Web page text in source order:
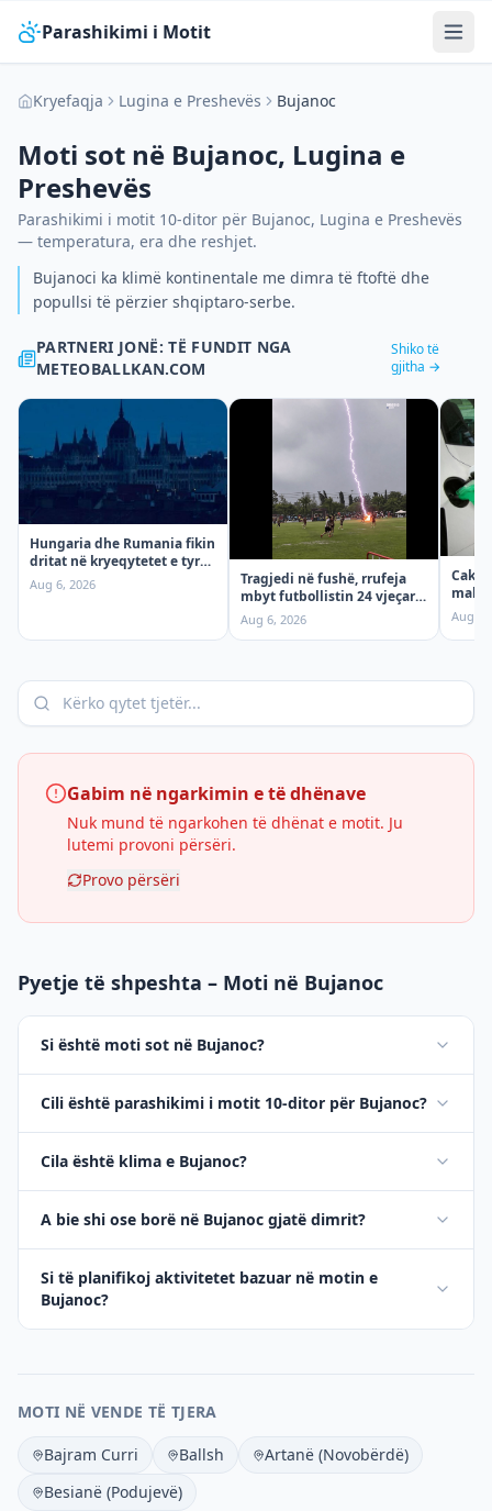
Parashikimi i Motit
Kryefaqja Lugina e Preshevës Bujanoc
Moti sot në Bujanoc, Lugina e
Preshevës
Parashikimi i motit 10-ditor për Bujanoc, Lugina e Preshevës
— temperatura, era dhe reshjet.
Bujanoci ka klimë kontinentale me dimra të ftoftë dhe
popullsi të përzier shqiptaro-serbe.
PARTNERI JONË: TË FUNDIT NGA
METEOBALLKAN.COM
Shiko të
gjitha →
Hungaria dhe Rumania fikin
dritat në kryeqytetet e tyre,
shkak nxehtësia
Aug 6, 2026
Tragjedi në fushë, rrufeja
mbyt futbollistin 24 vjeçar
gjatë ndeshjes
Aug 6, 2026
për
Aug 6,
Gabim në ngarkimin e të dhënave
Nuk mund të ngarkohen të dhënat e motit. Ju
lutemi provoni përsëri.
Provo përsëri
Pyetje të shpeshta – Moti në Bujanoc
Si është moti sot në Bujanoc?
Cili është parashikimi i motit 10-ditor për Bujanoc?
Cila është klima e Bujanoc?
A bie shi ose borë në Bujanoc gjatë dimrit?
Si të planifikoj aktivitetet bazuar në motin e
Bujanoc?
MOTI NË VENDE TË TJERA
Bajram Curri Ballsh
Artanë (Novobërdë)
Besianë (Podujevë)